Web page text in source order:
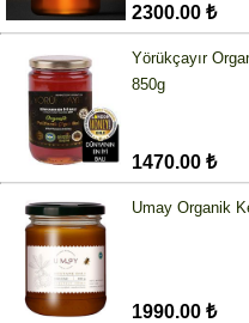
2300.00 ₺
Yörükçayır
850g
1470.00 ₺
Umay Organik
1990.00 ₺